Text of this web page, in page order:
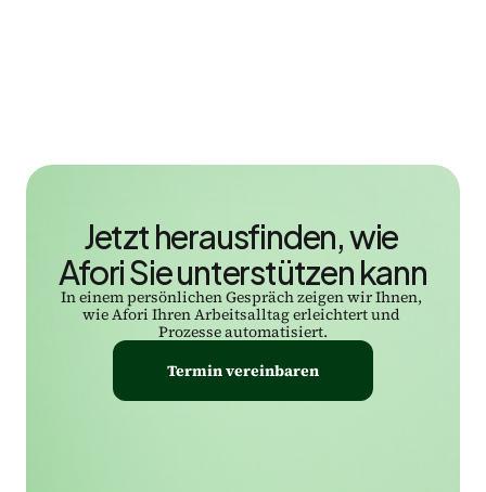
Jetzt herausfinden, wie
Afori Sie unterstützen kann
In einem persönlichen Gespräch zeigen wir Ihnen,
wie Afori Ihren Arbeitsalltag erleichtert und
Prozesse automatisiert.
Termin vereinbaren